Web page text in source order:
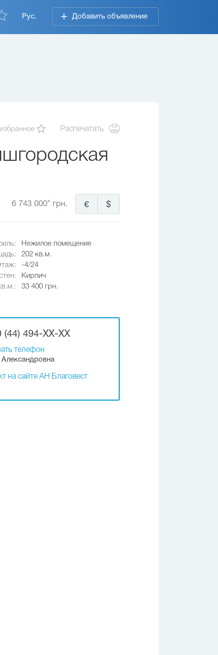
Рус. Добавить объявление
Распечатать
6 743 000* грн. $
€
Нежилое помещение
202 кв.м.
-4/24
Кирпич
33 400 грн.
(44) 494-XX-XX
телефон
Александровна
на сайте АН Благовест